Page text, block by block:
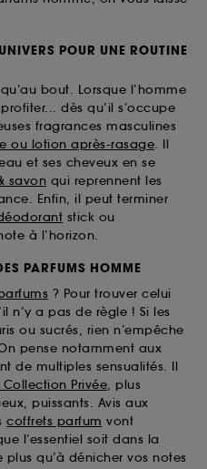
POUR UNE ROUTINE
bout. Lorsque l’homme
dès qu’il s’occupe
fragrances masculines
ou lotion après-rasage. Il
et ses cheveux en se
savon qui reprennent les
Enfin, il peut terminer
stick ou
à l’horizon.
PARFUMS HOMME
? Pour trouver celui
n’y a pas de règle ! Si les
ou sucrés, rien n’empêche
pense notamment aux
de multiples sensualités. Il
Privée, plus
puissants. Avis aux
coffrets parfum vont
l’essentiel soit dans la
qu’à dénicher vos notes